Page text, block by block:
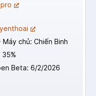
chủ: Chiến Binh
Beta: 6/2/2026